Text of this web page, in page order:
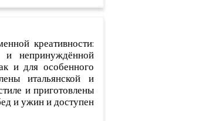
креативности:
и непринуждённой
и для особенного
итальянской и
и приготовлены
и ужин и доступен